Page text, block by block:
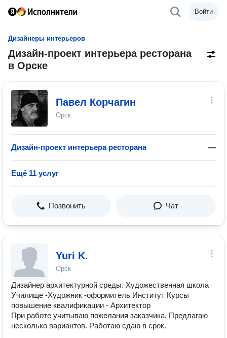
Войти
Дизайнеры интерьеров
Дизайн-проект интерьера ресторана
в Орске
Павел Корчагин
Орск
Дизайн-проект интерьера ресторана —
Ещё 11 услуг
Позвонить Чат
Yuri K.
Орск
Дизайнер архитектурной среды. Художественная школа
Училище -Художник -оформитель Институт Курсы
повышение квалификации - Архитектор
При работе учитываю пожелания заказчика. Предлагаю
несколько вариантов. Работаю сдаю в срок.